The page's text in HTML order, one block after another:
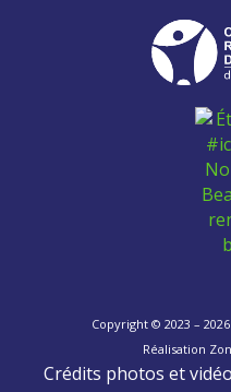
Copyright © 2023 –
Réalisation
Crédits photos et